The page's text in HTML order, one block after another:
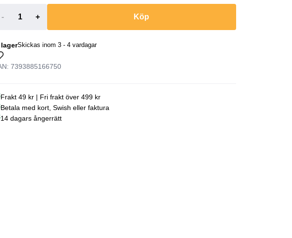
- + Köp
lagerSkickas inom 3 - 4 vardagar
7393885166750
Frakt 49 kr | Fri frakt över 499 kr
Betala med kort, Swish eller faktura
14 dagars ångerrätt